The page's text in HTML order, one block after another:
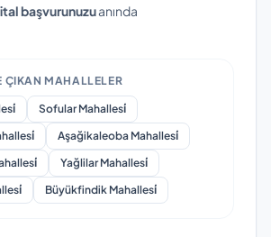
başvurunuzuanında
ÇIKAN MAHALLELER
Sofular Mahallesi̇
Aşağikaleoba Mahallesi̇
Yağlilar Mahallesi̇
Büyükfindik Mahallesi̇